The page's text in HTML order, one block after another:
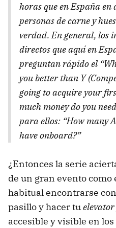
horas que en España en
personas de carne y
verdad. En general, los
directos que aquí en
preguntan rápido el
you better than Y
going to acquire your
much money do you
para ellos: “How many
have onboard?”
¿Entonces la serie
de un gran evento como
habitual encontrarse
pasillo y hacer tu
accesible y visible en los